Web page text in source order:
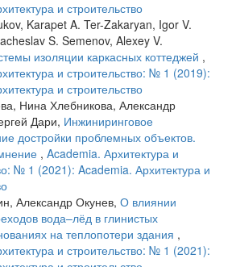
и строительство
Karapet A. Ter-Zakaryan, Igor V.
S. Semenov, Alexey V.
изоляции каркасных коттеджей ,
и строительство: № 1 (2019):
и строительство
Нина Хлебникова, Александр
Дари, Инжиниринговое
достройки проблемных объектов.
, Academia. Архитектура и
№ 1 (2021): Academia. Архитектура и
Александр Окунев, О влиянии
вода–лёд в глинистых
на теплопотери здания ,
и строительство: № 1 (2021):